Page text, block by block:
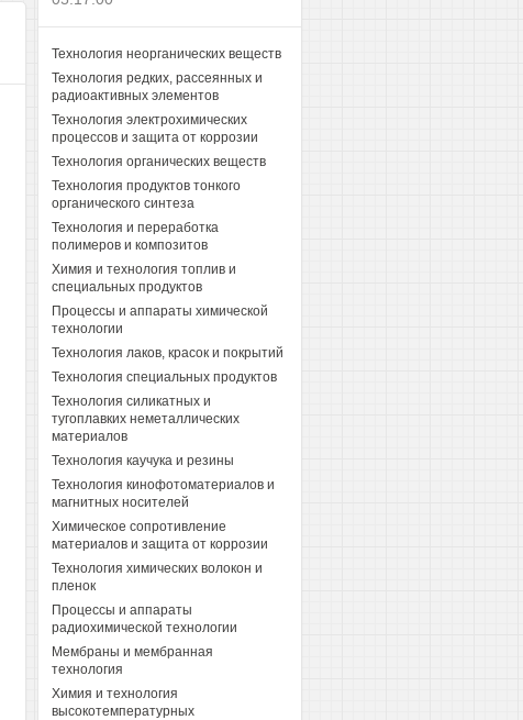
Технология неорганических веществ
Технология редких, рассеянных и
радиоактивных элементов
Технология электрохимических
процессов и защита от коррозии
Технология органических веществ
Технология продуктов тонкого
органического синтеза
Технология и переработка
полимеров и композитов
Химия и технология топлив и
специальных продуктов
Процессы и аппараты химической
технологии
Технология лаков, красок и покрытий
Технология специальных продуктов
Технология силикатных и
тугоплавких неметаллических
материалов
Технология каучука и резины
Технология кинофотоматериалов и
магнитных носителей
Химическое сопротивление
материалов и защита от коррозии
Технология химических волокон и
пленок
Процессы и аппараты
радиохимической технологии
Мембраны и мембранная
технология
Химия и технология
высокотемпературных